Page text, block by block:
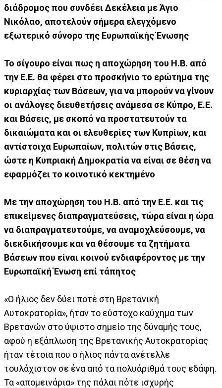
διάδρομος που συνδέει Δεκέλεια με Άγιο
Νικόλαο, αποτελούν σήμερα ελεγχόμενο
εξωτερικό σύνορο της Ευρωπαϊκής Ένωσης
Το σίγουρο είναι πως η αποχώρηση του Η.Β. από
την Ε.Ε. θα φέρει στο προσκήνιο το ερώτημα της
κυριαρχίας των Βάσεων, για να μπορούν να γίνουν
οι ανάλογες διευθετήσεις ανάμεσα σε Κύπρο, Ε.Ε.
και Βάσεις, με σκοπό να προστατευτούν τα
δικαιώματα και οι ελευθερίες των Κυπρίων, και
αντίστοιχα Ευρωπαίων, πολιτών στις Βάσεις,
ώστε η Κυπριακή Δημοκρατία να είναι σε θέση να
εφαρμόζει το κοινοτικό κεκτημένο
Με την αποχώρηση του Η.Β. από την Ε.Ε. και τις
επικείμενες διαπραγματεύσεις, τώρα είναι η ώρα
να διαπραγματευτούμε, να αναμοχλεύσουμε, να
διεκδικήσουμε και να θέσουμε τα ζητήματα
Βάσεων που είναι κοινού ενδιαφέροντος με την
Ευρωπαϊκή Ένωση επί τάπητος
«Ο ήλιος δεν δύει ποτέ στη Βρετανική
Αυτοκρατορία», ήταν το εύστοχο καύχημα των
Βρετανών στο ύψιστο σημείο της δύναμής τους,
αφού η εξάπλωση της Βρετανικής Αυτοκρατορίας
ήταν τέτοια που ο ήλιος πάντα ανέτελλε
τουλάχιστον σε ένα από τα πολυάριθμά τους εδάφη.
Τα «απομεινάρια» της πάλαι πότε ισχυρής